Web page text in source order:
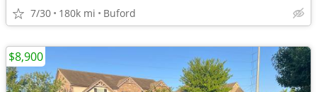
7/30 180k mi Buford
$8,900